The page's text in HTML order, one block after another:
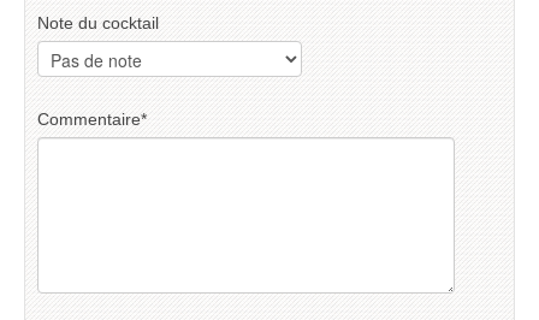
Note du cocktail
Commentaire*